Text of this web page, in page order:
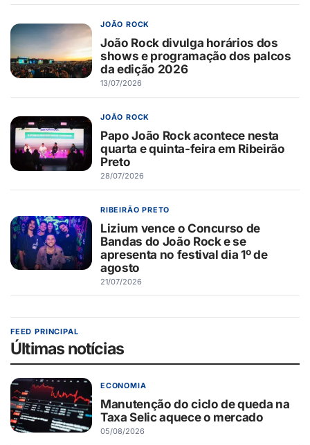
JOÃO ROCK
João Rock divulga horários dos
shows e programação dos palcos
da edição 2026
13/07/2026
JOÃO ROCK
Papo João Rock acontece nesta
quarta e quinta-feira em Ribeirão
Preto
28/07/2026
RIBEIRÃO PRETO
Lizium vence o Concurso de
Bandas do João Rock e se
apresenta no festival dia 1º de
agosto
21/07/2026
FEED PRINCIPAL
Últimas notícias
ECONOMIA
Manutenção do ciclo de queda na
Taxa Selic aquece o mercado
05/08/2026